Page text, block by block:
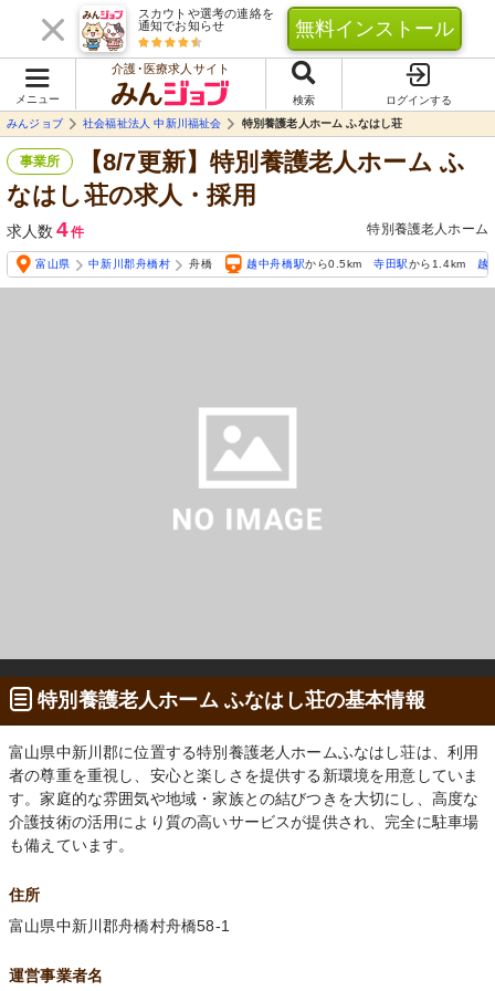
スカウトや選考の連絡を
通知でお知らせ
無料インストール
メニュー
介護･医療求人サイト
検索
ログインする
みんジョブ
社会福祉法人 中新川福祉会 特別養護老人ホーム ふなはし荘
事業所
【8/7更新】特別養護老人ホーム ふ
なはし荘の求人・採用
求人数 4件 特別養護老人ホーム
富山県 中新川郡舟橋村 舟橋 越中舟橋駅から0.5km 寺田駅から1.4km 越
特別養護老人ホーム ふなはし荘の基本情報
富山県中新川郡に位置する特別養護老人ホームふなはし荘は、利用
者の尊重を重視し、安心と楽しさを提供する新環境を用意していま
す。家庭的な雰囲気や地域・家族との結びつきを大切にし、高度な
介護技術の活用により質の高いサービスが提供され、完全に駐車場
も備えています。
住所
富山県中新川郡舟橋村舟橋58-1
運営事業者名